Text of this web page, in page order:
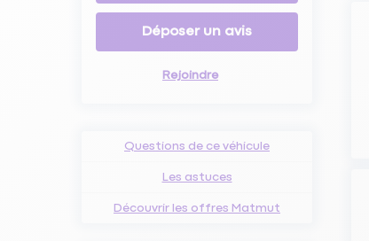
Déposer un avis
Rejoindre
Questions de ce véhicule
Les astuces
Découvrir les offres Matmut